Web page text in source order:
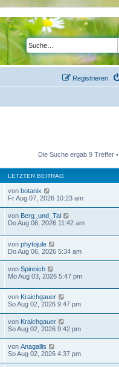
Registrieren
Die Suche ergab 9 Treffer
LETZTER BEITRAG
von botanix
Fr Aug 07, 2026 10:23 am
von Berg_und_Tal
Do Aug 06, 2026 11:42 am
von phytojule
Do Aug 06, 2026 5:34 am
von Spinnich
Mo Aug 03, 2026 5:47 pm
von Kraichgauer
So Aug 02, 2026 9:47 pm
von Kraichgauer
So Aug 02, 2026 9:42 pm
von Anagallis
So Aug 02, 2026 4:37 pm